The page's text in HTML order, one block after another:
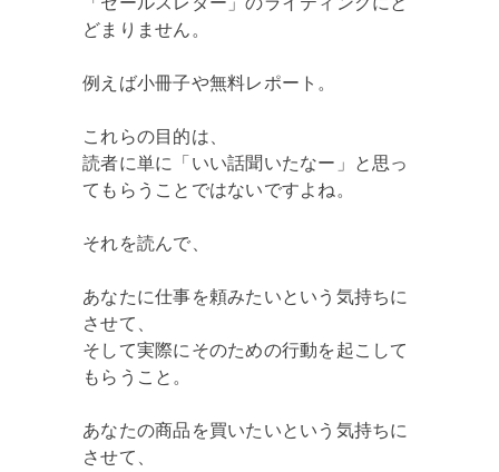
どまりません。
例えば小冊子や無料レポート。
これらの目的は、
読者に単に「いい話聞いたなー」と思っ
てもらうことではないですよね。
それを読んで、
あなたに仕事を頼みたいという気持ちに
させて、
そして実際にそのための行動を起こして
もらうこと。
あなたの商品を買いたいという気持ちに
させて、